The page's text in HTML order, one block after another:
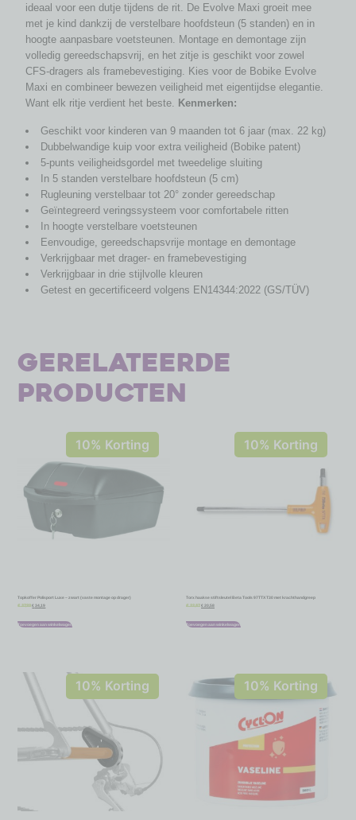
ideaal voor een dutje tijdens de rit. De Evolve Maxi groeit mee
met je kind dankzij de verstelbare hoofdsteun (5 standen) en in
hoogte aanpasbare voetsteunen. Montage en demontage zijn
volledig gereedschapsvrij, en het zitje is geschikt voor zowel
CFS-dragers als framebevestiging. Kies voor de Bobike Evolve
Maxi en combineer bewezen veiligheid met eigentijdse elegantie.
Want elk ritje verdient het beste. Kenmerken:
Geschikt voor kinderen van 9 maanden tot 6 jaar (max. 22 kg)
Dubbelwandige kuip voor extra veiligheid (Bobike patent)
5-punts veiligheidsgordel met tweedelige sluiting
In 5 standen verstelbare hoofdsteun (5 cm)
Rugleuning verstelbaar tot 20° zonder gereedschap
Geïntegreerd veringssysteem voor comfortabele ritten
In hoogte verstelbare voetsteunen
Eenvoudige, gereedschapsvrije montage en demontage
Verkrijgbaar met drager- en framebevestiging
Verkrijgbaar in drie stijlvolle kleuren
Getest en gecertificeerd volgens EN14344:2022 (GS/TÜV)
Gerelateerde
producten
10% Korting
Topkoffer Polisport Luxe – zwart (vaste montage op drager)
€ 37,99 € 34,19
Toevoegen aan winkelwagen
10% Korting
Torx haakse stiftsleutel Beta Tools 97TTX T30 met krachthandgreep
€ 22,87 € 20,58
Toevoegen aan winkelwagen
10% Korting 10% Korting